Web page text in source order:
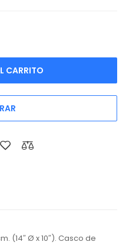
CARRITO
(14″ Ø x 10″). Casco de